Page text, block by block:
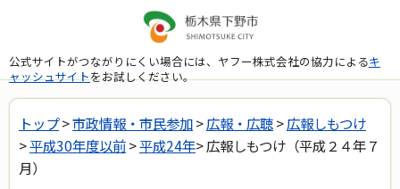
公式サイトがつながりにくい場合には、ヤフー株式会社の協力によるキ
ャッシュサイトをお試しください。
トップ>市政情報・市民参加>広報・広聴>広報しもつけ
>平成30年度以前>平成24年> 広報しもつけ（平成２４年７
月）